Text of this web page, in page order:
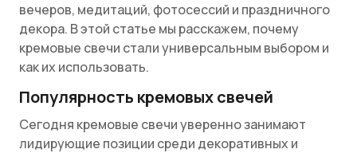
вечеров, медитаций, фотосессий и праздничного
декора. В этой статье мы расскажем, почему
кремовые свечи стали универсальным выбором и
как их использовать.
Популярность кремовых свечей
Сегодня кремовые свечи уверенно занимают
лидирующие позиции среди декоративных и